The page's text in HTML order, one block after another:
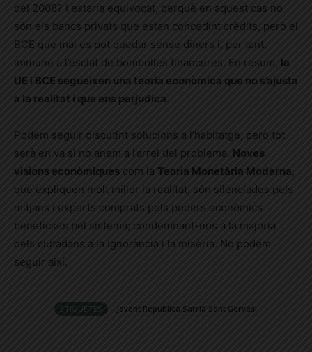
del 2008? I estaria equivocat, perquè en aquest cas no
són els bancs privats que estan concedint crèdits, però el
BCE que mai es pot quedar sense diners i, per tant,
immune a l’esclat de bombolles financeres. En resum,
la
UE i BCE segueixen una teoria econòmica que no s’ajusta
a la realitat i que ens perjudica.
Podem seguir discutint solucions a l’habitatge, però tot
serà en va si no anem a l’arrel del problema.
Noves
visions econòmiques com la Teoria Monetària Moderna
que expliquen molt millor la realitat, són silenciades pels
mitjans i experts comprats pels poders econòmics
beneficiats pel sistema; condemnant-nos a la majoria
dels ciutadans a la ignorància i la misèria. No podem
seguir així.
ETIQUETES Jovent Republicà Sarrià Sant Gervasi